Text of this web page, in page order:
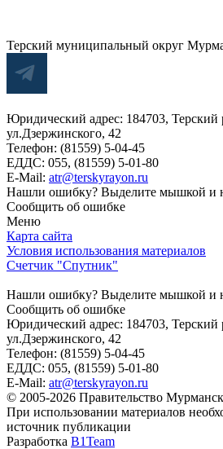
Терский муниципальный округ
Юридический адрес: 184703, Терский
ул.Дзержинского, 42
Телефон: (81559) 5-04-45
ЕДДС: 055, (81559) 5-01-80
E-Mail: atr@terskyrayon.ru
Нашли ошибку? Выделите мышкой и
Сообщить об ошибке
Меню
Карта сайта
Условия использования материалов
Счетчик "Спутник"
Нашли ошибку? Выделите мышкой и
Сообщить об ошибке
Юридический адрес: 184703, Терский
ул.Дзержинского, 42
Телефон: (81559) 5-04-45
ЕДДС: 055, (81559) 5-01-80
E-Mail: atr@terskyrayon.ru
© 2005-2026 Правительство
При использовании материалов
источник публикации
Разработка B1Team